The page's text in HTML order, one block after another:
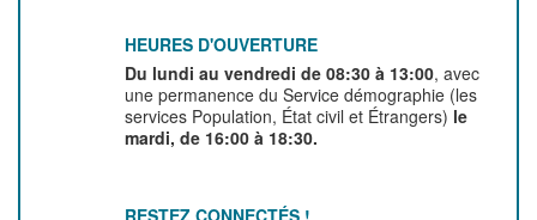
HEURES D'OUVERTURE
Du lundi au vendredi de 08:30 à 13:00, avec
une permanence du Service démographie (les
services Population, État civil et Étrangers) le
mardi, de 16:00 à 18:30.
RESTEZ CONNECTÉS !